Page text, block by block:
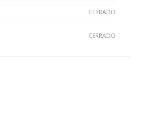
CERRADO
CERRADO